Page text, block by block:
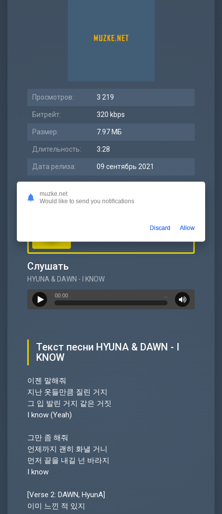
Просмотров: 3 219
Битрейт: 320 kbps
Размер: 7.97 МБ
Длительность: 3:28
Дата релиза: 09 сентябрь 2021
Слушать
HYUNA & DAWN - I KNOW
00:00 …
Текст песни HYUNA & DAWN - I
KNOW
이젠 말해줘
지난 옷들만큼 질린 거지
그 입 발린 거지 같은 거짓
I know (Yeah)
그만 좀 해줘
언제까지 괜히 화낼 거니
먼저 끝을 내길 넌 바라지
I know
[Verse 2: DAWN, HyunA]
이미 느낀 적 있지
muzke.net
Would like to send you notifications
Discard Allow